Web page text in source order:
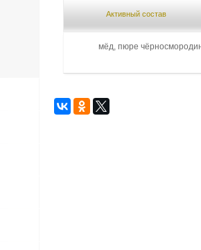
Активный состав
мёд, пюре